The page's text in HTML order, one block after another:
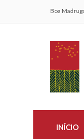
Boa
INÍCIO